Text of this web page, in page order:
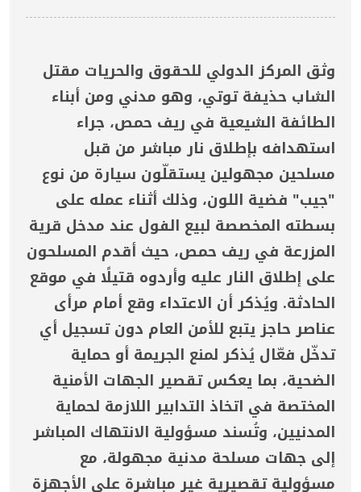
وثق المركز الدولي للحقوق والحريات مقتل
الشاب حذيفة توتي، وهو مدني ومن أبناء
الطائفة الشيعية في ريف حمص، جراء
استهدافه بإطلاق نار مباشر من قبل
مسلحين مجهولين يستقلّون سيارة من نوع
"جيب" فضية اللون، وذلك أثناء عمله على
بسطته المخصصة لبيع الفول عند مدخل قرية
المزرعة في ريف حمص، حيث أقدم المسلحون
على إطلاق النار عليه وأردوه قتيلًا في موقع
الحادثة. ويُذكر أن الاعتداء وقع أمام مرأى
عناصر حاجز يتبع للأمن العام دون تسجيل أي
تدخّل فعّال يُذكر لمنع الجريمة أو حماية
الضحية، بما يعكس تقصير الجهات الأمنية
المختصة في اتخاذ التدابير اللازمة لحماية
المدنيين، وتُسند مسؤولية الانتهاك المباشر
إلى جهات مسلحة مدنية مجهولة، مع
مسؤولية تقصيرية غير مباشرة على الأجهزة